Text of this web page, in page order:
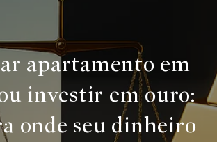
apartamento em
investir em ouro:
onde seu dinheiro